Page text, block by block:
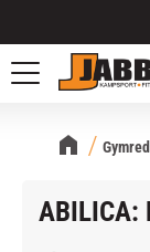
Meny
ABILICA: